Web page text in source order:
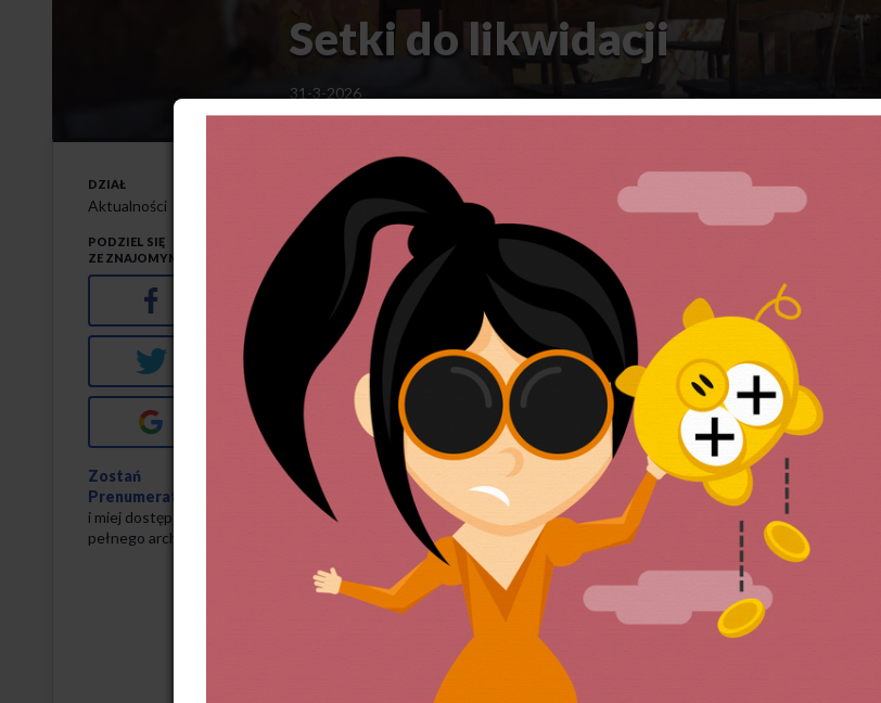
Setki do likwidacji
31-3-2026
N iemal 300 szkół i przedszkoli zlikwidowano lub
w ubiegłym roku.
Jak informuje Serwis Samorządowy PAP, w roku 2025 kuratoria oświaty
zaopiniowały niemal 300 wniosków samorządów lokalnych w sprawie
przekształcenia szkół i przedszkoli. Wedle przedstawicieli władz
to dopiero początek procesu masowej likwidacji placówek oświatowo-
W woj. województwie lubelskim w 2025 roku kuratoria wydały 76
dot. wniosków o likwidację lub przekształcenie szkół i przedszkoli.
dotyczyły tylko 9 wniosków. 54 pozytywnie rozpatrzone opinie dotyczyły
przekształcenia placówek. W samym Lublinie liczba dzieci w
w trzy lata o 1000 osób. W województwie śląskim pozytywnie
wniosków o likwidacje lub przekształcenia placówek oświatowych.
pozytywnie zaopiniowało 28 na 53 wnioski. W dolnośląskim 25 na 39. W
zatwierdzono likwidację 24 placówek. W Wielkopolsce 29. W kujawsko-
W świętokrzyskim – 22. W opolskim 25. W pozostałych województwach od
DZIAŁ
Aktualności
PODZIEL SIĘ
ZE ZNAJOMYMI
Facebook
Twitter
Zostań
Prenumeratorem
i miej dostęp do
pełnego archiwum